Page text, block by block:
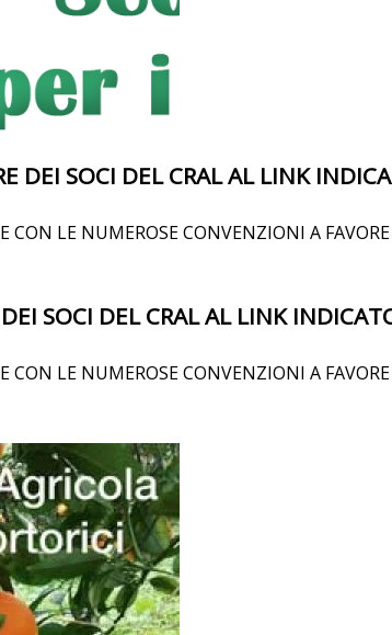
DEI SOCI DEL CRAL AL LINK
LE NUMEROSE CONVENZIONI A FAVORE
SOCI DEL CRAL AL LINK
LE NUMEROSE CONVENZIONI A FAVORE